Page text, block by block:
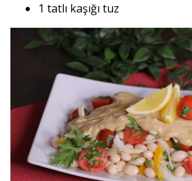
1 tatlı kaşığı tuz